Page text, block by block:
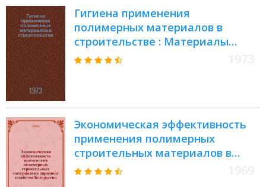
Гигиена применения
полимерных материалов в
строительстве : Материалы
Первого Всесоюз. совещ. по
июня 1972 г
Экономическая эффективность
применения полимерных
строительных материалов в
народном хозяйстве Белоруссии